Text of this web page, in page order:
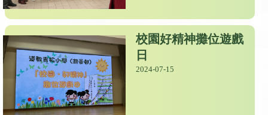
校園好精神攤位遊戲
日
2024-07-15